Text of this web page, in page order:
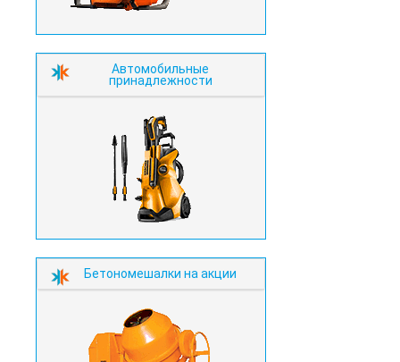
Автомобильные
принадлежности
Бетономешалки на акции